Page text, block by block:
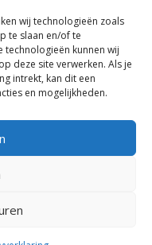
wij technologieën zoals
te slaan en/of te
kunnen wij
deze site verwerken. Als je
intrekt, kan dit een
en mogelijkheden.
boeken?